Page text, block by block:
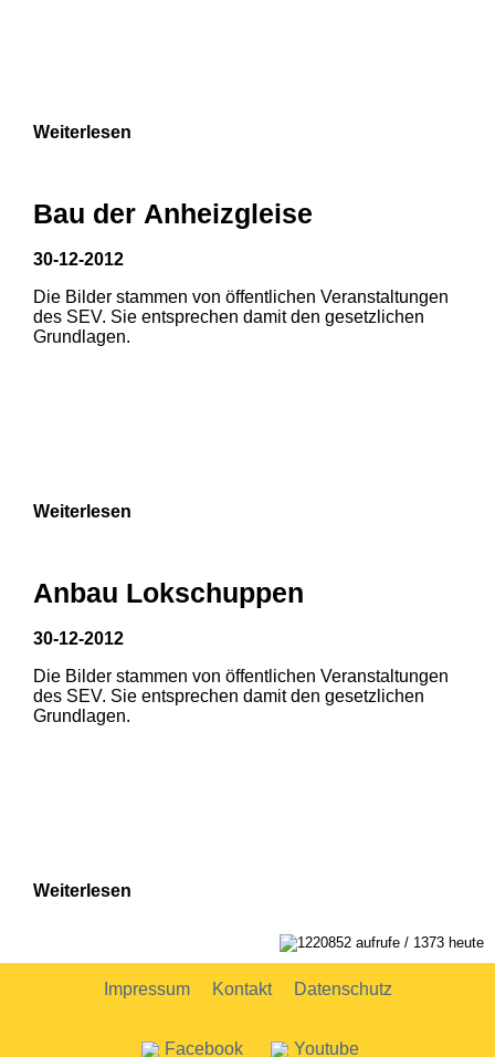
1 2
1 2
2
Weiterlesen
Bau der Anheizgleise
30-12-2012
Die Bilder stammen von öffentlichen Veranstaltungen
des SEV. Sie entsprechen damit den gesetzlichen
Grundlagen.
Weiterlesen
Anbau Lokschuppen
30-12-2012
Die Bilder stammen von öffentlichen Veranstaltungen
des SEV. Sie entsprechen damit den gesetzlichen
Grundlagen.
Weiterlesen
1220852 aufrufe / 1373 heute
Impressum Kontakt Datenschutz
Facebook Youtube